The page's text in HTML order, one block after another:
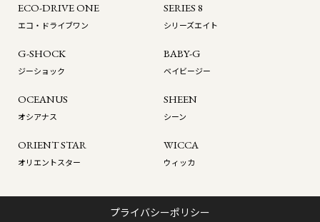
ECO-DRIVE ONE
エコ・ドライブワン
SERIES 8
シリーズエイト
G-SHOCK
ジーショック
BABY-G
ベイビージー
OCEANUS
オシアナス
SHEEN
シーン
ORIENT STAR
オリエントスター
WICCA
ウィッカ
プライバシーポリシー